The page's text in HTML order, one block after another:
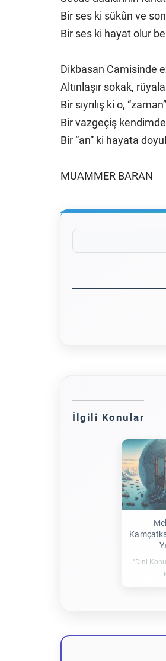
Bir ses ki sükûn ve
Bir ses ki hayat olur
Dikbasan Camisinde
Altınlaşır sokak,
Bir sıyrılış ki o,
Bir vazgeçiş
Bir “an” ki hayata
MUAMMER BARAN
İlgili Konular
"Dini